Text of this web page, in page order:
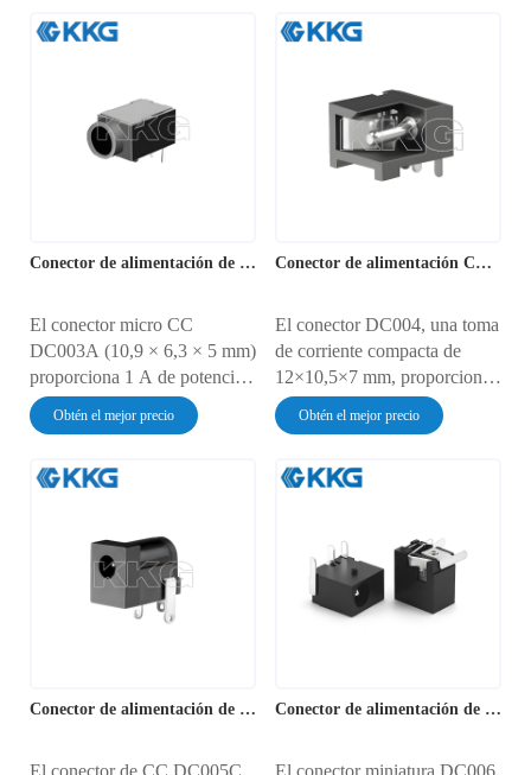
garantiza una durabilidad de
portátiles, sensores
inteligentes y electrónica
ultradelgada. Cuenta con
contactos de doble resorte
más de 5000 inserciones. Su
clasificación IP5X lo protege
del polvo en entornos de -20
°C a 85 °C.
Conector de alimentación de CC DC003A丨KKG
El conector micro CC
DC003A (10,9 × 6,3 × 5 mm)
proporciona 1 A de potencia
para relojes inteligentes,
pulseras de actividad y
doble resorte garantiza
de 5000 ciclos de conexión.
Funciona entre -10 °C y 70
°C y cuenta con protección
IP40 contra el polvo.
Obtén el mejor precio
Conector de alimentación CC DC004 丨KKG
El conector DC004, una toma
de corriente compacta de
12×10,5×7 mm, proporciona
1,0 A de potencia para
dispositivos médicos
vigilancia y controladores
conector independiente
garantiza más de 5000 ciclos
de inserción. Funciona entre
-20 °C y 90 °C con una
Obtén el mejor precio
Conector de alimentación de CC DC005C
El conector de CC DC005C,
Conector de alimentación de CC DC006
El conector miniatura DC006,